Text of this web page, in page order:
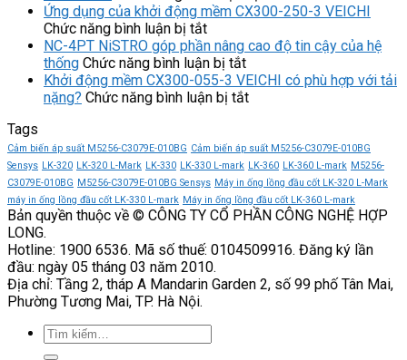
Máy
nước
CP-
nhiêu?
Ứng dụng của khởi động mềm CX300-250-3 VEICHI
Chức năng bình luận bị tắtở
Ứng
dụng
của
khởi
CX300-
250-
3
VEICHI
NC-4PT NiSTRO góp phần nâng cao độ tin cậy của hệ
thống Chức năng bình luận bị tắtở
NC-
4PT
phần
nâng
cao
độ
tin
của
thống
Khởi động mềm CX300-055-3 VEICHI có phù hợp với tải
nặng? Chức năng bình luận bị tắtở
mềm
CX300-
055-
3
VEICHI
phù
với
Tags
Cảm biến áp suất M5256-C3079E-010BG Cảm biến áp suất M5256-C3079E-010BG
Sensys LK-320 LK-320 L-Mark LK-330 LK-330 L-mark LK-360 LK-360 L-mark M5256-
C3079E-010BG M5256-C3079E-010BG Sensys Máy in ống lồng đầu cốt LK-320 L-Mark
máy in ống lồng đầu cốt LK-330 L-mark Máy in ống lồng đầu cốt LK-360 L-mark
Bản quyền thuộc về © CÔNG TY CỔ PHẦN CÔNG NGHỆ HỢP
LONG.
Hotline: 1900 6536. Mã số thuế: 0104509916. Đăng ký lần
đầu: ngày 05 tháng 03 năm 2010.
Địa chỉ: Tầng 2, tháp A Mandarin Garden 2, số 99 phố Tân Mai,
Phường Tương Mai, TP. Hà Nội.
Tìm